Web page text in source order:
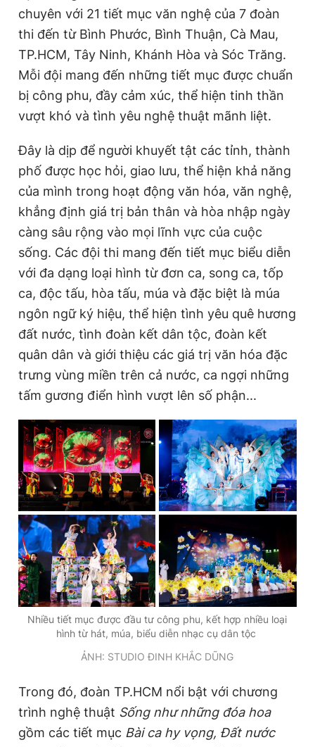
chuyên với 21 tiết mục văn nghệ của 7 đoàn
thi đến từ Bình Phước, Bình Thuận, Cà Mau,
TP.HCM, Tây Ninh, Khánh Hòa và Sóc Trăng.
Mỗi đội mang đến những tiết mục được chuẩn
bị công phu, đầy cảm xúc, thể hiện tinh thần
vượt khó và tình yêu nghệ thuật mãnh liệt.
Đây là dịp để người khuyết tật các tỉnh, thành
phố được học hỏi, giao lưu, thể hiện khả năng
của mình trong hoạt động văn hóa, văn nghệ,
khẳng định giá trị bản thân và hòa nhập ngày
càng sâu rộng vào mọi lĩnh vực của cuộc
sống. Các đội thi mang đến tiết mục biểu diễn
với đa dạng loại hình từ đơn ca, song ca, tốp
ca, độc tấu, hòa tấu, múa và đặc biệt là múa
ngôn ngữ ký hiệu, thể hiện tình yêu quê hương
đất nước, tình đoàn kết dân tộc, đoàn kết
quân dân và giới thiệu các giá trị văn hóa đặc
trưng vùng miền trên cả nước, ca ngợi những
tấm gương điển hình vượt lên số phận...
Nhiều tiết mục được đầu tư công phu, kết hợp nhiều loại
hình từ hát, múa, biểu diễn nhạc cụ dân tộc
ẢNH: STUDIO ĐINH KHẮC DŨNG
Trong đó, đoàn TP.HCM nổi bật với chương
trình nghệ thuật Sống như những đóa hoa
gồm các tiết mục Bài ca hy vọng, Đất nước